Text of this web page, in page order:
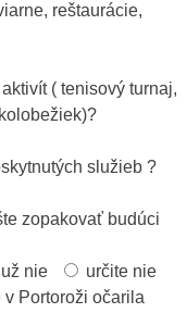
reštaurácie,
( tenisový turnaj,
služieb ?
zopakovať budúci
nie
určite nie
Portoroži očarila